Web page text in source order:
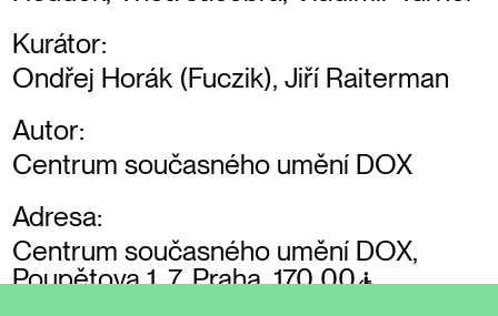
Kurátor:
Ondřej Horák (Fuczik), Jiří Raiterman
Autor:
Centrum současného umění DOX
Adresa:
Centrum současného umění DOX,
Poupětova 1, 7, Praha, 170 00